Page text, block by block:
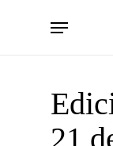
Menu
21